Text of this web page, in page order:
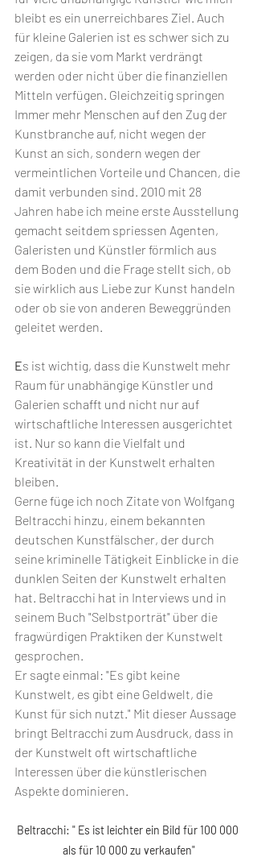
bleibt es ein unerreichbares Ziel. Auch
für kleine Galerien ist es schwer sich zu
zeigen, da sie vom Markt verdrängt
werden oder nicht über die finanziellen
Mitteln verfügen. Gleichzeitig springen
Immer mehr Menschen auf den Zug der
Kunstbranche auf, nicht wegen der
Kunst an sich, sondern wegen der
vermeintlichen Vorteile und Chancen, die
damit verbunden sind. 2010 mit 28
Jahren habe ich meine erste Ausstellung
gemacht seitdem spriessen Agenten,
Galeristen und Künstler förmlich aus
dem Boden und die Frage stellt sich, ob
sie wirklich aus Liebe zur Kunst handeln
oder ob sie von anderen Beweggründen
geleitet werden.
Es ist wichtig, dass die Kunstwelt mehr
Raum für unabhängige Künstler und
Galerien schafft und nicht nur auf
wirtschaftliche Interessen ausgerichtet
ist. Nur so kann die Vielfalt und
Kreativität in der Kunstwelt erhalten
bleiben.
Gerne füge ich noch Zitate von Wolfgang
Beltracchi hinzu, einem bekannten
deutschen Kunstfälscher, der durch
seine kriminelle Tätigkeit Einblicke in die
dunklen Seiten der Kunstwelt erhalten
hat. Beltracchi hat in Interviews und in
seinem Buch "Selbstporträt" über die
fragwürdigen Praktiken der Kunstwelt
gesprochen.
Er sagte einmal: "Es gibt keine
Kunstwelt, es gibt eine Geldwelt, die
Kunst für sich nutzt." Mit dieser Aussage
bringt Beltracchi zum Ausdruck, dass in
der Kunstwelt oft wirtschaftliche
Interessen über die künstlerischen
Aspekte dominieren.
Beltracchi: " Es ist leichter ein Bild für 100 000
als für 10 000 zu verkaufen"